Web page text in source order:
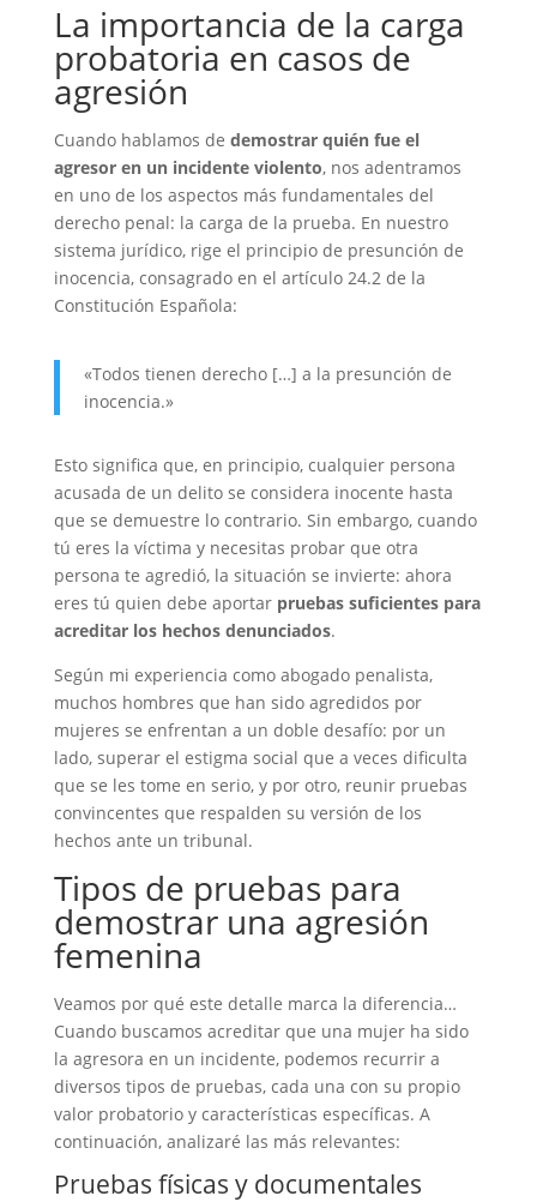
La importancia de la carga
probatoria en casos de
agresión
Cuando hablamos de demostrar quién fue el
agresor en un incidente violento, nos adentramos
en uno de los aspectos más fundamentales del
derecho penal: la carga de la prueba. En nuestro
sistema jurídico, rige el principio de presunción de
inocencia, consagrado en el artículo 24.2 de la
Constitución Española:
«Todos tienen derecho […] a la presunción de
inocencia.»
Esto significa que, en principio, cualquier persona
acusada de un delito se considera inocente hasta
que se demuestre lo contrario. Sin embargo, cuando
tú eres la víctima y necesitas probar que otra
persona te agredió, la situación se invierte: ahora
eres tú quien debe aportar pruebas suficientes para
acreditar los hechos denunciados.
Según mi experiencia como abogado penalista,
muchos hombres que han sido agredidos por
mujeres se enfrentan a un doble desafío: por un
lado, superar el estigma social que a veces dificulta
que se les tome en serio, y por otro, reunir pruebas
convincentes que respalden su versión de los
hechos ante un tribunal.
Tipos de pruebas para
demostrar una agresión
femenina
Veamos por qué este detalle marca la diferencia…
Cuando buscamos acreditar que una mujer ha sido
la agresora en un incidente, podemos recurrir a
diversos tipos de pruebas, cada una con su propio
valor probatorio y características específicas. A
continuación, analizaré las más relevantes:
Pruebas físicas y documentales